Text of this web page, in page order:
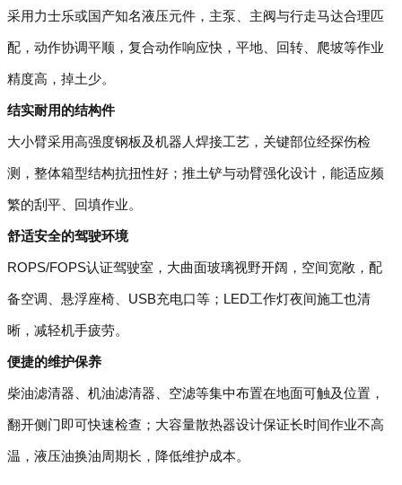
采用力士乐或国产知名液压元件，主泵、主阀与行走马达合理匹
配，动作协调平顺，复合动作响应快，平地、回转、爬坡等作业
精度高，掉土少。
结实耐用的结构件
大小臂采用高强度钢板及机器人焊接工艺，关键部位经探伤检
测，整体箱型结构抗扭性好；推土铲与动臂强化设计，能适应频
繁的刮平、回填作业。
舒适安全的驾驶环境
ROPS/FOPS认证驾驶室，大曲面玻璃视野开阔，空间宽敞，配
备空调、悬浮座椅、USB充电口等；LED工作灯夜间施工也清
晰，减轻机手疲劳。
便捷的维护保养
柴油滤清器、机油滤清器、空滤等集中布置在地面可触及位置，
翻开侧门即可快速检查；大容量散热器设计保证长时间作业不高
温，液压油换油周期长，降低维护成本。